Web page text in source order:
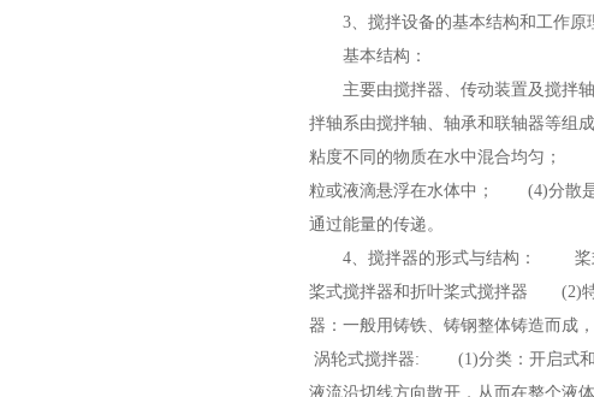
3、搅拌设备的基本结构和工作
基本结构：
主要由搅拌器、传动装置及搅
拌轴系由搅拌轴、轴承和联轴器等
粘度不同的物质在水中混合均匀；
粒或液滴悬浮在水体中； (4)分散是
通过能量的传递。
4、搅拌器的形式与结构： 桨
桨式搅拌器和折叶桨式搅拌器 (2)
器：一般用铸铁、铸钢整体铸造而
涡轮式搅拌器: (1)分类：开启式和
液流沿切线方向散开，从而在整个